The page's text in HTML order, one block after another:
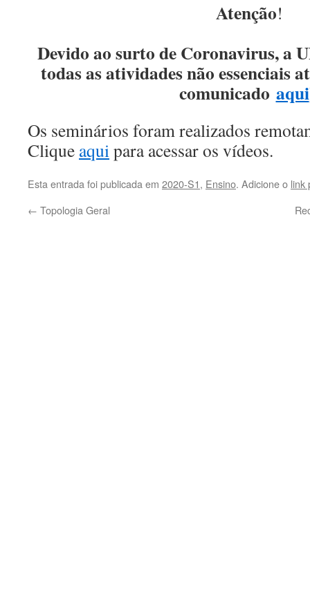
Atenção!
Devido ao surto de Coronavirus, a
todas as atividades não essenciais
comunicado aqui
Os seminários foram realizados
Clique aquipara acessar os vídeos.
Esta entrada foi publicada em 2020-S1, Ensino. Adicione o link
← Topologia Geral